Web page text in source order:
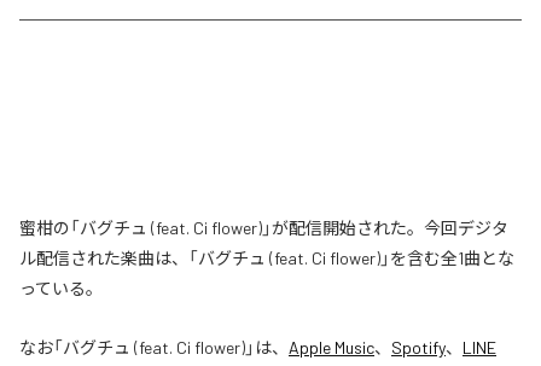
蜜柑の「バグチュ (feat. Ci flower)」が配信開始された。今回デジタ
ル配信された楽曲は、「バグチュ (feat. Ci flower)」を含む全1曲とな
っている。
なお「バグチュ (feat. Ci flower)」は、 Apple Music、 Spotify、 LINE